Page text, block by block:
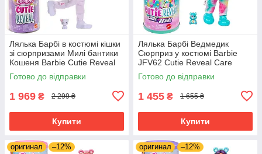
Лялька Барбі в костюмі кішки
зі сюрпризами Милі бантики
Кошеня Barbie Cutie Reveal
Sweet Bows Purple Kitty
Готово до відправки
1 969 ₴ 2 299 ₴
Купити
Лялька Барбі Ведмедик
Сюрприз у костюмі Barbie
JFV62 Cutie Reveal Care
Bears 2 серія
Готово до відправки
1 455 ₴ 1 655 ₴
Купити
оригинал –12% оригинал –12%